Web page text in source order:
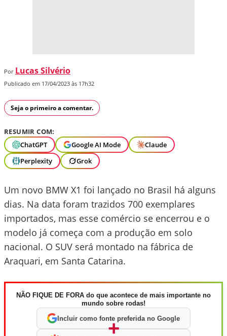
Por Lucas Silvério
Publicado em 17/04/2023 às 17h32
Seja o primeiro a comentar.
RESUMIR COM:
ChatGPT
Google AI Mode
Claude
Perplexity
Grok
Um novo BMW X1 foi lançado no Brasil há alguns
dias. Na data foram trazidos 700 exemplares
importados, mas esse comércio se encerrou e o
modelo já começa com a produção em solo
nacional. O SUV será montado na fábrica de
Araquari, em Santa Catarina.
NÃO FIQUE DE FORA do que acontece de mais importante no
mundo sobre rodas!
Incluir como fonte preferida no Google
+